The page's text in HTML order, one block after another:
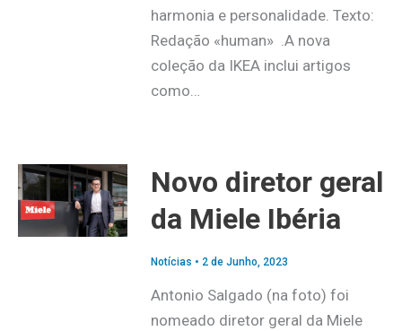
harmonia e personalidade. Texto:
Redação «human» .A nova
coleção da IKEA inclui artigos
como…
Novo diretor geral
da Miele Ibéria
Notícias • 2 de Junho, 2023
Antonio Salgado (na foto) foi
nomeado diretor geral da Miele